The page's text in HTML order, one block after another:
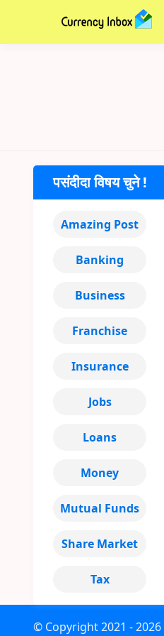
पसंदीदा विषय चुने !
Amazing Post
Banking
Business
Franchise
Insurance
Jobs
Loans
Money
Mutual Funds
Share Market
Tax
© Copyright2021 - 2026